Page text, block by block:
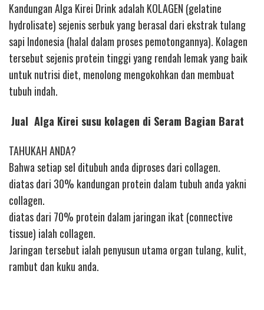
Kandungan Alga Kirei Drink adalah KOLAGEN (gelatine
hydrolisate) sejenis serbuk yang berasal dari ekstrak tulang
sapi Indonesia (halal dalam proses pemotongannya). Kolagen
tersebut sejenis protein tinggi yang rendah lemak yang baik
untuk nutrisi diet, menolong mengokohkan dan membuat
tubuh indah.
Jual Alga Kirei susu kolagen di Seram Bagian Barat
TAHUKAH ANDA?
Bahwa setiap sel ditubuh anda diproses dari collagen.
diatas dari 30% kandungan protein dalam tubuh anda yakni
collagen.
diatas dari 70% protein dalam jaringan ikat (connective
tissue) ialah collagen.
Jaringan tersebut ialah penyusun utama organ tulang, kulit,
rambut dan kuku anda.